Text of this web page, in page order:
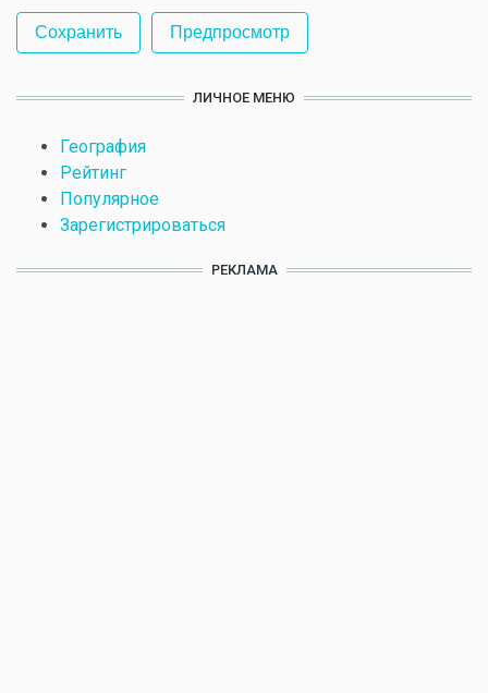
ЛИЧНОЕ МЕНЮ
География
Рейтинг
Популярное
Зарегистрироваться
РЕКЛАМА